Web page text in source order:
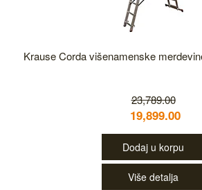
Krause Corda višenamenske
23,789.00
19,899.00
Dodaj u korpu
Više detalja